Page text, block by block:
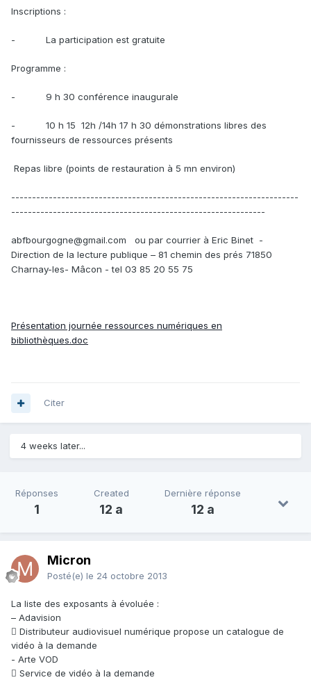
Inscriptions :
- La participation est gratuite
Programme :
- 9 h 30 conférence inaugurale
- 10 h 15 12h /14h 17 h 30 démonstrations libres des
fournisseurs de ressources présents
Repas libre (points de restauration à 5 mn environ)
---------------------------------------------------------------------
-------------------------------------------------------------
abfbourgogne@gmail.com ou par courrier à Eric Binet -
Direction de la lecture publique – 81 chemin des prés 71850
Charnay-les- Mâcon - tel 03 85 20 55 75
Présentation journée ressources numériques en
bibliothèques.doc
Citer
4 weeks later...
Réponses
1
Created
12 a
Dernière réponse
12 a
Micron
Posté(e) le 24 octobre 2013
La liste des exposants à évoluée :
– Adavision
 Distributeur audiovisuel numérique propose un catalogue de
vidéo à la demande
- Arte VOD
 Service de vidéo à la demande